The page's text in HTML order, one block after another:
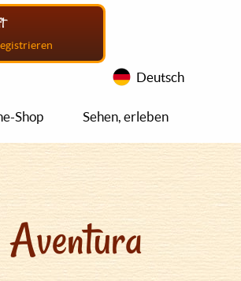
Deutsch
Shop Sehen, erleben
Aventura